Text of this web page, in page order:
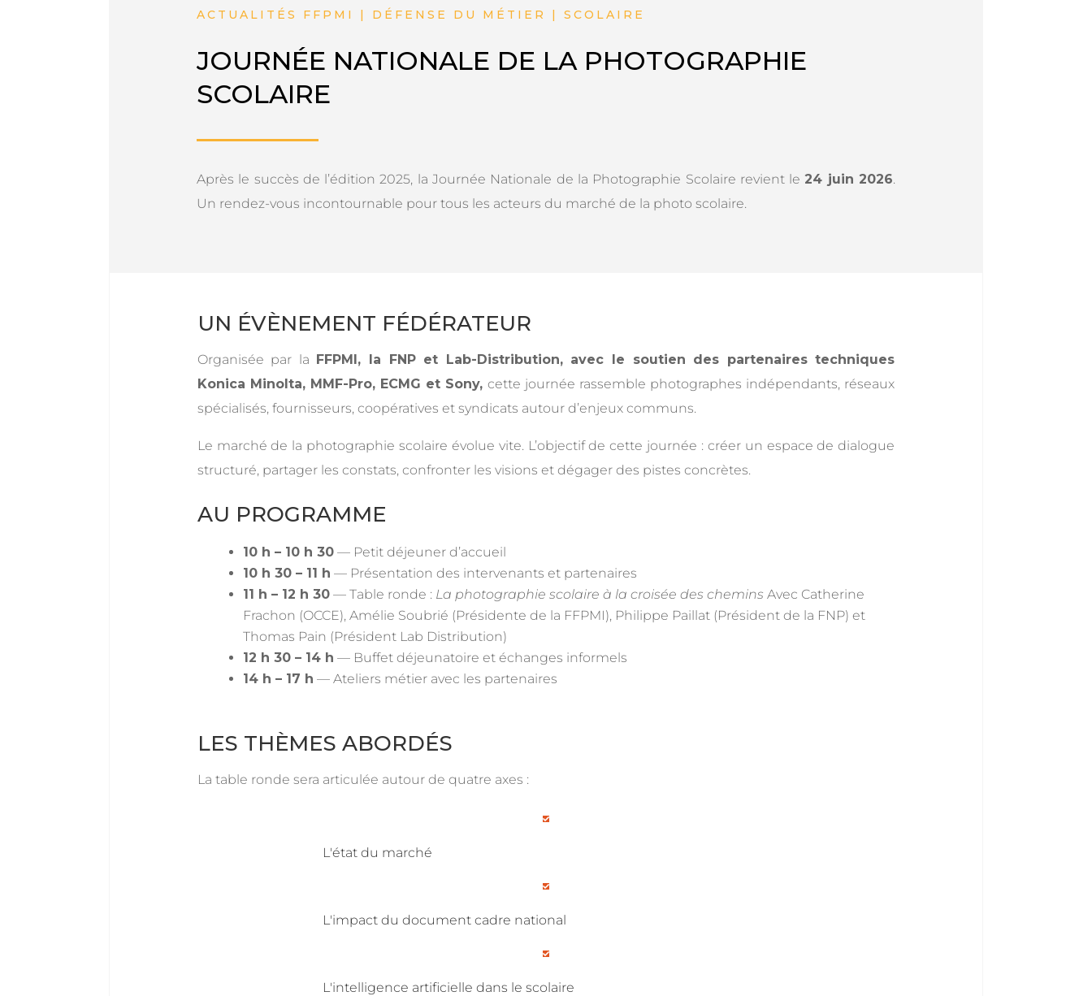
ACTUALITÉS FFPMI | DÉFENSE DU MÉTIER | SCOLAIRE
JOURNÉE NATIONALE DE LA PHOTOGRAPHIE
SCOLAIRE
Après le succès de l’édition 2025, la Journée Nationale de la Photographie Scolaire revient le 24 juin 2026.
Un rendez-vous incontournable pour tous les acteurs du marché de la photo scolaire.
UN ÉVÈNEMENT FÉDÉRATEUR
Organisée par la FFPMI, la FNP et Lab-Distribution, avec le soutien des partenaires techniques
Konica Minolta, MMF-Pro, ECMG et Sony, cette journée rassemble photographes indépendants, réseaux
spécialisés, fournisseurs, coopératives et syndicats autour d’enjeux communs.
Le marché de la photographie scolaire évolue vite. L’objectif de cette journée : créer un espace de dialogue
structuré, partager les constats, confronter les visions et dégager des pistes concrètes.
AU PROGRAMME
10 h – 10 h 30— Petit déjeuner d’accueil
10 h 30 – 11 h — Présentation des intervenants et partenaires
11 h – 12 h 30— Table ronde : La photographie scolaire à la croisée des chemins Avec Catherine
Frachon (OCCE), Amélie Soubrié (Présidente de la FFPMI), Philippe Paillat (Président de la FNP) et
Thomas Pain (Président Lab Distribution)
12 h 30 – 14 h — Buffet déjeunatoire et échanges informels
14 h – 17 h — Ateliers métier avec les partenaires
LES THÈMES ABORDÉS
La table ronde sera articulée autour de quatre axes :

L'état du marché

L'impact du document cadre national

L'intelligence artificielle dans le scolaire